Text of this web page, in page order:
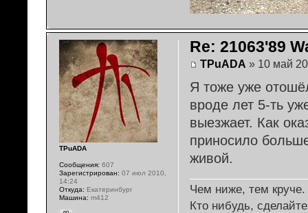
Re: 21063'89
TPuADA » 10 май
Я тоже уже
вроде лет 5-ть
выезжает. Как
приносило
живой.
Чем ниже, тем круче.
Кто нибудь,
TPuADA
Сообщения: 607
Зарегистрирован: 07 июл 2010,
14:24
Откуда: Екатеринбург
Машина: m412